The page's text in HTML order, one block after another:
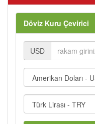
Döviz Kuru Çevirici
USD